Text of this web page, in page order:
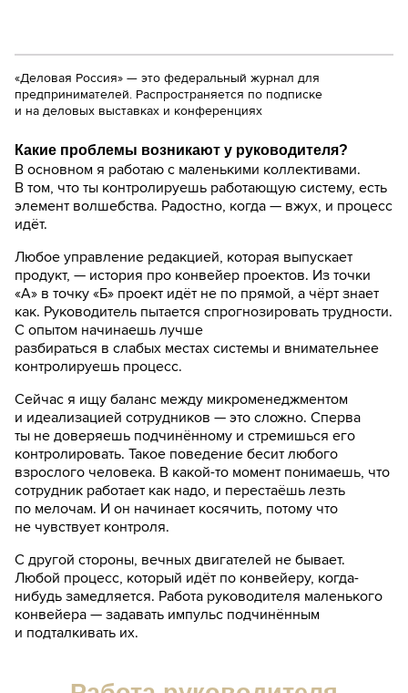
«Деловая Россия» — это федеральный журнал для
предпринимателей. Распространяется по подписке
и на деловых выставках и конференциях
Какие проблемы возникают у руководителя?
В основном я работаю с маленькими коллективами.
В том, что ты контролируешь работающую систему, есть
элемент волшебства. Радостно, когда — вжух, и процесс
идёт.
Любое управление редакцией, которая выпускает
продукт, — история про конвейер проектов. Из точки
«А» в точку «Б» проект идёт не по прямой, а чёрт знает
как. Руководитель пытается спрогнозировать трудности.
С опытом начинаешь лучше
разбираться в слабых местах системы и внимательнее
контролируешь процесс.
Сейчас я ищу баланс между микроменеджментом
и идеализацией сотрудников — это сложно. Сперва
ты не доверяешь подчинённому и стремишься его
контролировать. Такое поведение бесит любого
взрослого человека. В какой-то момент понимаешь, что
сотрудник работает как надо, и перестаёшь лезть
по мелочам. И он начинает косячить, потому что
не чувствует контроля.
С другой стороны, вечных двигателей не бывает.
Любой процесс, который идёт по конвейеру, когда-
нибудь замедляется. Работа руководителя маленького
конвейера — задавать импульс подчинённым
и подталкивать их.